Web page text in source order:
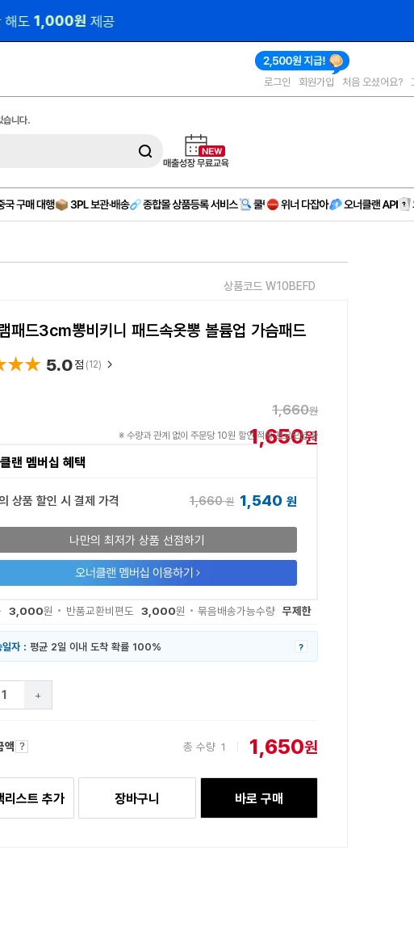
도 1,000원 제공
로그인 회원가입 처음 오셨어요?
습니다.
상품코드 W10BEFD
패드3cm뽕비키니 패드속옷뽕 볼륨업 가슴패드
5.0점 (12)
1,660원
1,650원
※ 수량과 관계 없이 주문당 10원 할인 적용 프로모션 중
랜 멤버십 혜택
상품 할인 시 결제 가격 1,660원 1,540 원
나만의 최저가 상품 선점하기
3,000원 반품교환비편도 3,000원 묶음배송가능수량 무제한
일자 : 평균 2일 이내 도착 확률 100% ?
+
액 총 수량 1 1,650원
리스트 추가 장바구니 바로 구매